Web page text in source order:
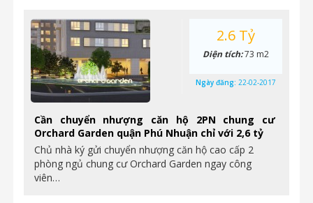
Cần chuyển nhượng căn hộ 2PN chung cư
Orchard Garden quận Phú Nhuận chỉ với 2,6 tỷ
Chủ nhà ký gửi chuyển nhượng căn hộ cao cấp 2
phòng ngủ chung cư Orchard Garden ngay công
viên…
2.6 Tỷ
Diện tích:73 m2
Ngày đăng: 22-02-2017